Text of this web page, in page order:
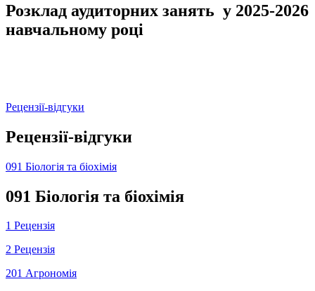
Розклад аудиторних занять у 2025-2026
навчальному році
Рецензії-відгуки
Рецензії-відгуки
091 Біологія та біохімія
091 Біологія та біохімія
1 Рецензія
2 Рецензія
201 Агрономія